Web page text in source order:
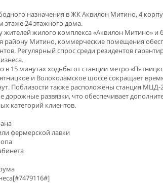
назначения в ЖК Аквилон Митино, 4
этаже 24 этажного дома.
жилого комплекса «Аквилон Митино» и
району Митино, коммерческие помещения
Регулярный спрос среди резидентов
в 15 минутах ходьбы от станции метро
и Волоколамское шоссе сокращает
Поблизости также расположены станция МЦД-
дорожные развязки, что обеспечивает
категорий клиентов.
фермерской лавки